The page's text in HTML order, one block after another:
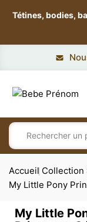
Tétines, bodies,
Accueil Collection
My Little Pony
My Little